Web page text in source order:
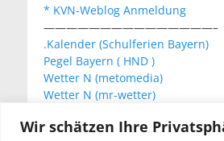
Wir schätzen Ihre
* KVN-Weblog Anmeldung
———————————————–
.Kalender (Schulferien Bayern)
Pegel Bayern ( HND )
Wetter N (metomedia)
Wetter N (mr-wetter)